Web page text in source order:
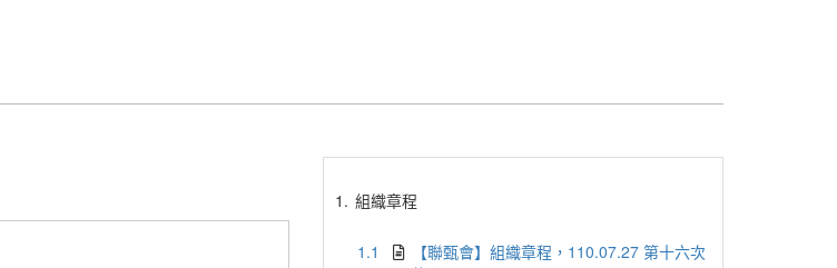
1. 組織章程
1.1
【聯甄會】組織章程，110.07.27 第十六次